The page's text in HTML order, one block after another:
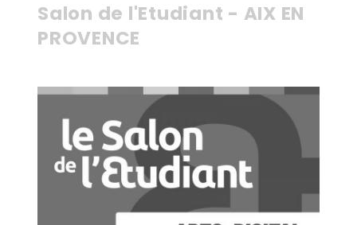
Salon de l'Etudiant - AIX EN
PROVENCE